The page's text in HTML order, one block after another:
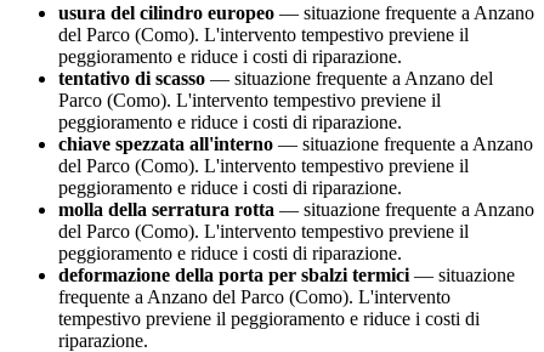
usura del cilindro europeo — situazione frequente a Anzano
del Parco (Como). L'intervento tempestivo previene il
peggioramento e riduce i costi di riparazione.
tentativo di scasso — situazione frequente a Anzano del
Parco (Como). L'intervento tempestivo previene il
peggioramento e riduce i costi di riparazione.
chiave spezzata all'interno — situazione frequente a Anzano
del Parco (Como). L'intervento tempestivo previene il
peggioramento e riduce i costi di riparazione.
molla della serratura rotta — situazione frequente a Anzano
del Parco (Como). L'intervento tempestivo previene il
peggioramento e riduce i costi di riparazione.
deformazione della porta per sbalzi termici — situazione
frequente a Anzano del Parco (Como). L'intervento
tempestivo previene il peggioramento e riduce i costi di
riparazione.